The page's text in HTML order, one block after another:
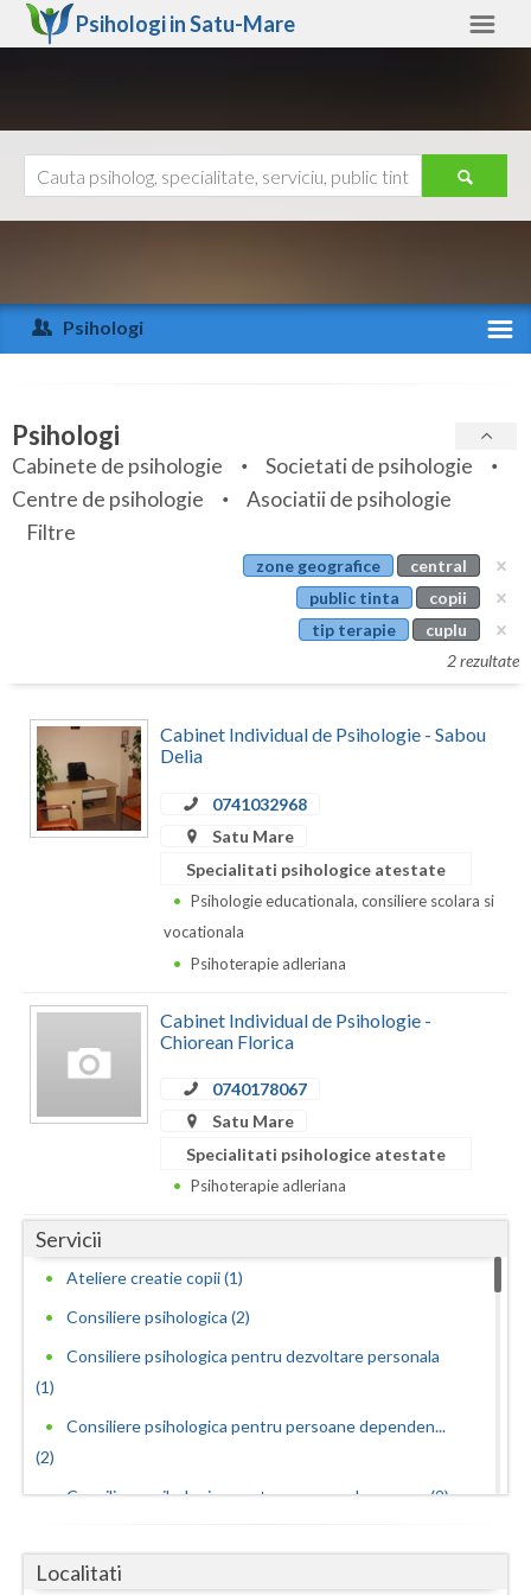
Psihologi inSatu-Mare
Arad
Arges
Bihor
Bistrita-Nasaud
Botosani
Bucuresti
Buzau
Calarasi
Caras-Severin
Galati
Harghita
Ialomita
Iasi
Ilfov
Maramures
Mures
Ajutor
Psihologi
Specialitati
Servicii
Articole
Psihologi
Cabinete de psihologie
Societati de psihologie
Centre de psihologie
Asociatii de psihologie
Filtre
zone geografice
central
public tinta
copii
tip terapie
cuplu
2 rezultate
Cabinet Individual de Psihologie - Sabou
Delia
0741032968
Satu Mare
Specialitati psihologice atestate
Psihologie educationala, consiliere scolara si
vocationala
Psihoterapie adleriana
Cabinet Individual de Psihologie -
Chiorean Florica
0740178067
Satu Mare
Specialitati psihologice atestate
Psihoterapie adleriana
Servicii
Ateliere creatie copii (1)
Consiliere psihologica (2)
Consiliere psihologica pentru dezvoltare personala
(1)
Consiliere psihologica pentru persoane dependen...
(2)
Consiliere psihologica pentru persoanele care s... (2)
Consiliere psihologica vocationala (1)
Localitati